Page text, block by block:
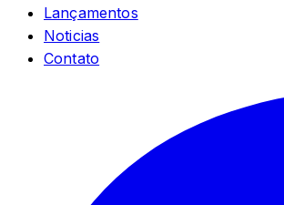
Lançamentos
Noticias
Contato